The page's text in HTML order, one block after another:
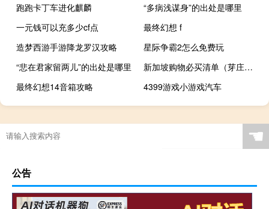
跑跑卡丁车进化麒麟
“多病浅谋身”的出处是哪里
一元钱可以充多少cf点
最终幻想 f
造梦西游手游降龙罗汉攻略
星际争霸2怎么免费玩
“悲在君家留两儿”的出处是哪里
新加坡购物必买清单（芽庄购物必买清单）
最终幻想14音箱攻略
4399游戏小游戏汽车
☚
公告